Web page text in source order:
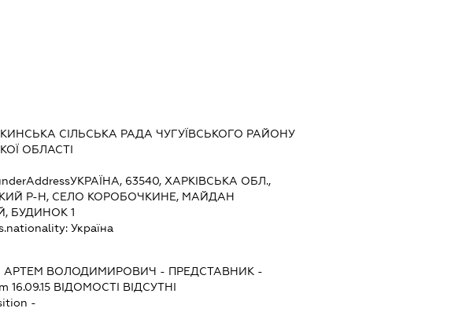
СІЛЬСЬКА РАДА ЧУГУЇВСЬКОГО РАЙОНУ
ОБЛАСТІ
УКРАЇНА, 63540, ХАРКІВСЬКА ОБЛ.,
Р-Н, СЕЛО КОРОБОЧКИНЕ, МАЙДАН
БУДИНОК 1
Україна
АРТЕМ ВОЛОДИМИРОВИЧ - ПРЕДСТАВНИК -
16.09.15 ВІДОМОСТІ ВІДСУТНІ
-